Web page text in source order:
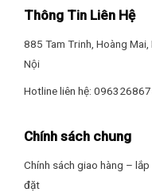
Chiếu hình từ điện thoại
– Miracast
giọng nói
Kết nối ứng dụng các
*Hình ảnh chỉ mang tính
Thông Tin Liên Hệ
885 Tam Trinh, Hoàng Mai,
Nội
Hotline liên hệ:
Chính sách chung
Chính sách giao hàng – lắp
đặt